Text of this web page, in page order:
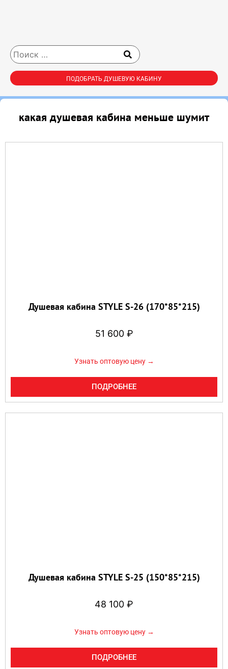
ПОДОБРАТЬ ДУШЕВУЮ КАБИНУ
какая душевая кабина меньше шумит
Душевая кабина STYLE S-26 (170*85*215)
51 600 ₽
Узнать оптовую цену →
ПОДРОБНЕЕ
Душевая кабина STYLE S-25 (150*85*215)
48 100 ₽
Узнать оптовую цену →
ПОДРОБНЕЕ